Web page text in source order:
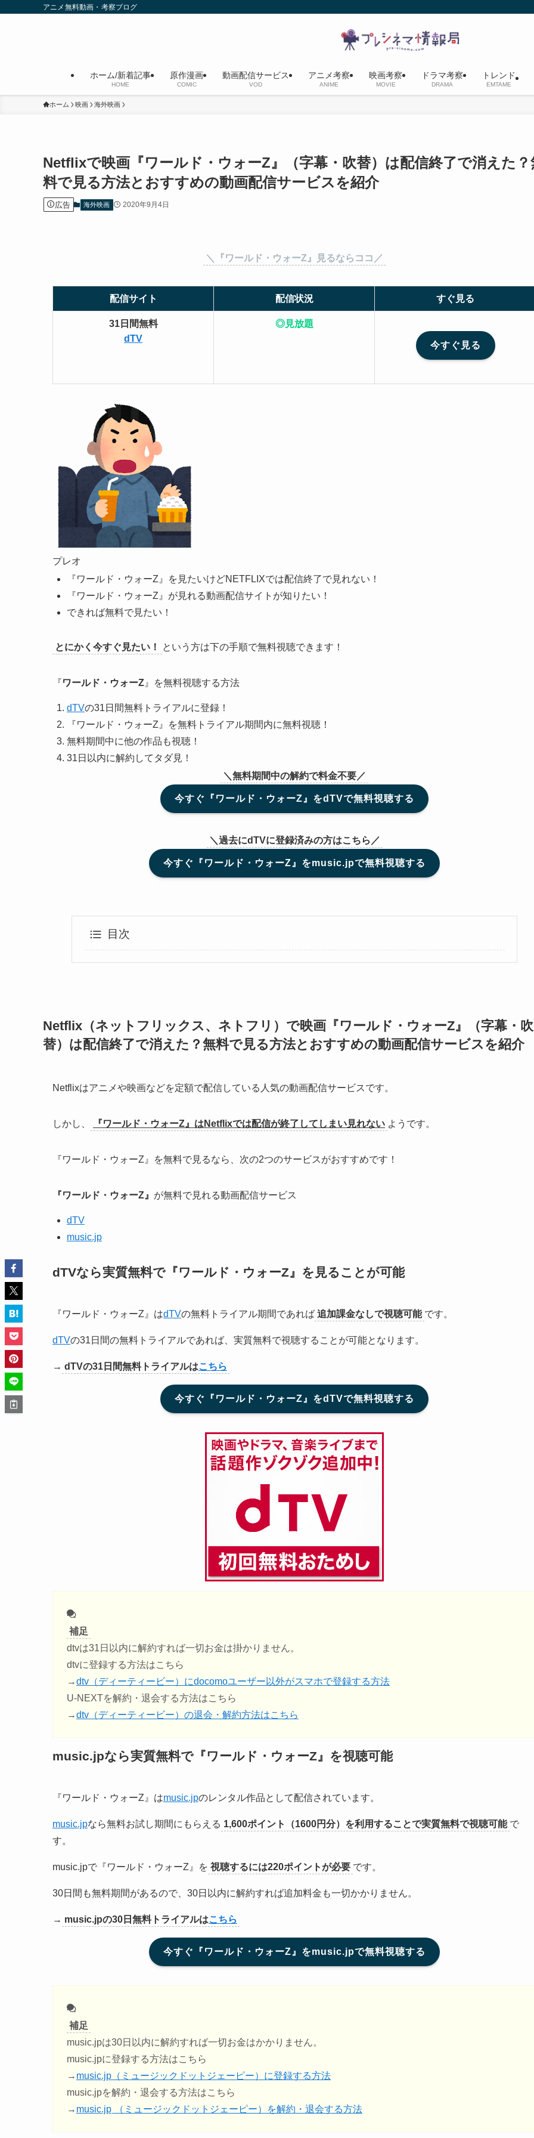
アニメ無料動画・考察ブログ
ホーム/新着記事
HOME
原作漫画
COMIC
動画配信サービス
VOD
アニメ考察
ANIME
映画考察
MOVIE
ドラマ考察
DRAMA
トレンド
EMTAME
ホーム 映画 海外映画
Netflixで映画『ワールド・ウォーZ』（字幕・吹替）は配信終了で消えた？
料で見る方法とおすすめの動画配信サービスを紹介
広告 海外映画 2020年9月4日
＼『ワールド・ウォーZ』見るならココ／
配信サイト 配信状況 すぐ見る
31日間無料
dTV
◎見放題
今すぐ見る
プレオ
『ワールド・ウォーZ』を見たいけどNETFLIXでは配信終了で見れない！
『ワールド・ウォーZ』が見れる動画配信サイトが知りたい！
できれば無料で見たい！
とにかく今すぐ見たい！ という方は下の手順で無料視聴できます！
『ワールド・ウォーZ 』を無料視聴する方法
dTVの31日間無料トライアルに登録！
『ワールド・ウォーZ』を無料トライアル期間内に無料視聴！
無料期間中に他の作品も視聴！
31日以内に解約してタダ見！
＼無料期間中の解約で料金不要／
今すぐ『ワールド・ウォーZ』をdTVで無料視聴する
＼過去にdTVに登録済みの方はこちら／
今すぐ『ワールド・ウォーZ』をmusic.jpで無料視聴する
目次
Netflix（ネットフリックス、ネトフリ）で映画『ワールド・ウォーZ』（字幕・吹
替）は配信終了で消えた？無料で見る方法とおすすめの動画配信サービスを紹介
Netflixはアニメや映画などを定額で配信している人気の動画配信サービスです。
しかし、 『ワールド・ウォーZ』はNetflixでは配信が終了してしまい見れない ようです。
『ワールド・ウォーZ』を無料で見るなら、次の2つのサービスがおすすめです！
『 ワールド・ウォーZ』 が無料で見れる動画配信サービス
dTV
music.jp
dTVなら実質無料で『ワールド・ウォーZ』 を見ることが可能
『ワールド・ウォーZ』はdTVの無料トライアル期間であれば 追加課金なしで視聴可能 です。
dTVの31日間の無料トライアルであれば、実質無料で視聴することが可能となります。
→ dTVの31日間無料トライアルはこちら
今すぐ『ワールド・ウォーZ』をdTVで無料視聴する
補足
dtvは31日以内に解約すれば一切お金は掛かりません。
dtvに登録する方法はこちら
→dtv（ディーティービー）にdocomoユーザー以外がスマホで登録する方法
U-NEXTを解約・退会する方法はこちら
→dtv（ディーティービー）の退会・解約方法はこちら
music.jpなら実質無料で『ワールド・ウォーZ』を視聴可能
『ワールド・ウォーZ』はmusic.jpのレンタル作品として配信されています。
music.jpなら無料お試し期間にもらえる 1,600ポイント（1600円分）を利用することで実質無料で視聴可能 で
す。
music.jpで『ワールド・ウォーZ』を 視聴するには220ポイントが必要 です。
30日間も無料期間があるので、30日以内に解約すれば追加料金も一切かかりません。
→ music.jpの30日無料トライアルはこちら
今すぐ『ワールド・ウォーZ』をmusic.jpで無料視聴する
補足
music.jpは30日以内に解約すれば一切お金はかかりません。
music.jpに登録する方法はこちら
→ music.jp（ミュージックドットジェーピー）に登録する方法
music.jpを解約・退会する方法はこちら
→ music.jp （ミュージックドットジェーピー）を解約・退会する方法